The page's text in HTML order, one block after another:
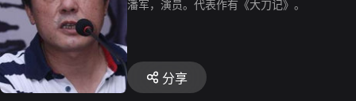
潘军，演员。代表作有《大刀记》。
分享